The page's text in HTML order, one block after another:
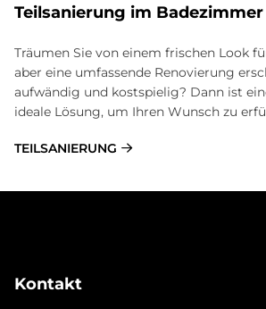
Teilsanierung im Badezimmer
Träumen Sie von einem frischen Look
aber eine umfassende Renovierung
aufwändig und kostspielig? Dann ist
ideale Lösung, um Ihren Wunsch zu
TEILSANIERUNG
Kontakt